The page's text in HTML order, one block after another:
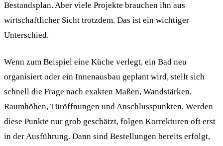
Bestandsplan. Aber viele Projekte brauchen ihn aus
wirtschaftlicher Sicht trotzdem. Das ist ein wichtiger
Unterschied.
Wenn zum Beispiel eine Küche verlegt, ein Bad neu
organisiert oder ein Innenausbau geplant wird, stellt sich
schnell die Frage nach exakten Maßen, Wandstärken,
Raumhöhen, Türöffnungen und Anschlusspunkten. Werden
diese Punkte nur grob geschätzt, folgen Korrekturen oft erst
in der Ausführung. Dann sind Bestellungen bereits erfolgt,